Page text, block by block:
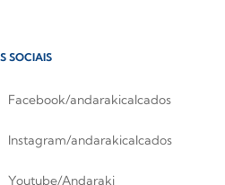
SOCIAIS
Facebook/andarakicalcados
Instagram/andarakicalcados
Youtube/Andaraki